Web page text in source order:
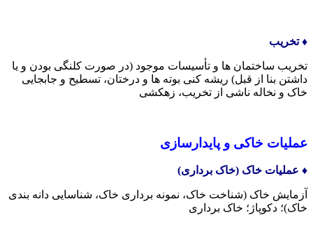
♦️ تخریب
تخریب ساختمان ها و تأسیسات موجود (در صورت کلنگی بودن و یا
داشتن بنا از قبل) ریشه کنی بوته ها و درختان، تسطیح و جابجایی
خاک و نخاله ناشی از تخریب، زهکشی
عملیات خاکی و پایدارسازی
♦️ عملیات خاک (خاک برداری)
آزمایش خاک (شناخت خاک، نمونه برداری خاک، شناسایی دانه بندی
خاک)؛ دکوپاژ؛ خاک برداری